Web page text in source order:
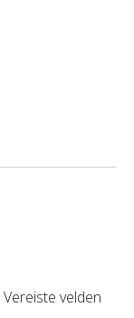
Vereiste velden